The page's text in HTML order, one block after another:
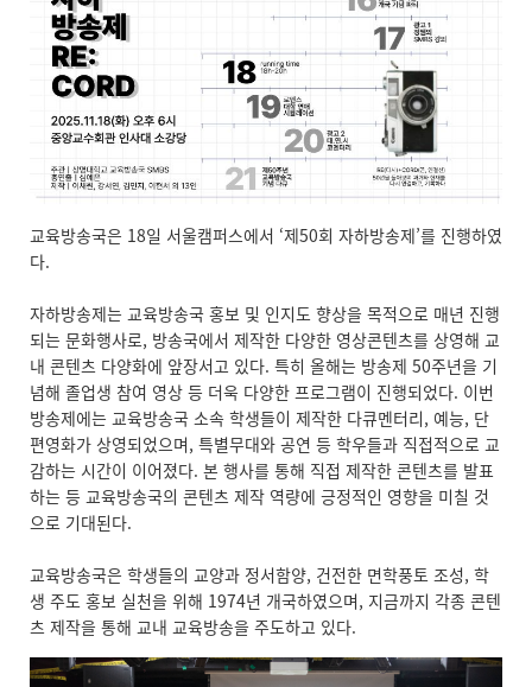
교육방송국은 18일 서울캠퍼스에서 ‘제50회 자하방송제’를 진행하였
다.
자하방송제는 교육방송국 홍보 및 인지도 향상을 목적으로 매년 진행
되는 문화행사로, 방송국에서 제작한 다양한 영상콘텐츠를 상영해 교
내 콘텐츠 다양화에 앞장서고 있다. 특히 올해는 방송제 50주년을 기
념해 졸업생 참여 영상 등 더욱 다양한 프로그램이 진행되었다. 이번
방송제에는 교육방송국 소속 학생들이 제작한 다큐멘터리, 예능, 단
편영화가 상영되었으며, 특별무대와 공연 등 학우들과 직접적으로 교
감하는 시간이 이어졌다. 본 행사를 통해 직접 제작한 콘텐츠를 발표
하는 등 교육방송국의 콘텐츠 제작 역량에 긍정적인 영향을 미칠 것
으로 기대된다.
교육방송국은 학생들의 교양과 정서함양, 건전한 면학풍토 조성, 학
생 주도 홍보 실천을 위해 1974년 개국하였으며, 지금까지 각종 콘텐
츠 제작을 통해 교내 교육방송을 주도하고 있다.